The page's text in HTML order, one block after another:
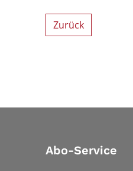
Zurück
Abo-Service